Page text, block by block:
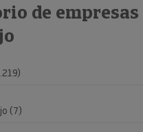
de empresas